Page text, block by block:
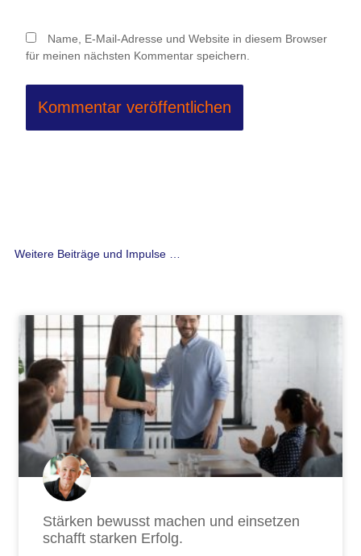
Name, E-Mail-Adresse und Website in diesem Browser
für meinen nächsten Kommentar speichern.
Weitere Beiträge und Impulse …
Stärken bewusst machen und einsetzen
schafft starken Erfolg.
SeiteSeite SeiteSeite Seite Seite SeiteSeiteSeite
Seite Seite Seite Seite Seite Seite Seite SeiteSeite
Seite Seite Seite Seite Seite Seite Seite Seite